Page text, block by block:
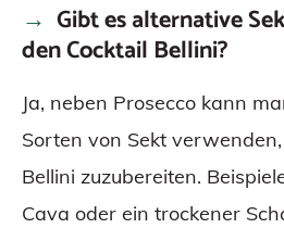
Gibt es alternative
den Cocktail Bellini?
Ja, neben Prosecco kann
Sorten von Sekt
Bellini zuzubereiten.
Cava oder ein trockener